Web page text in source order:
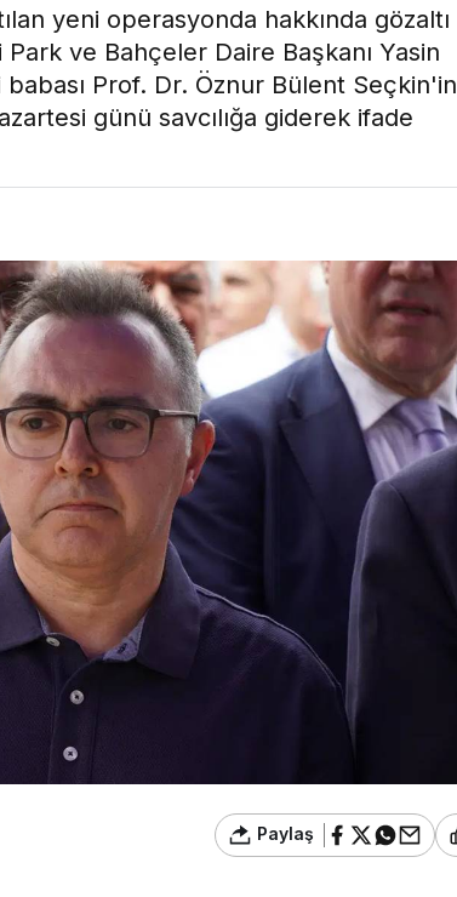
yeni operasyonda hakkında gözaltı
ve Bahçeler Daire Başkanı Yasin
Prof. Dr. Öznur Bülent Seçkin'in
günü savcılığa giderek ifade
Paylaş
golle geçti